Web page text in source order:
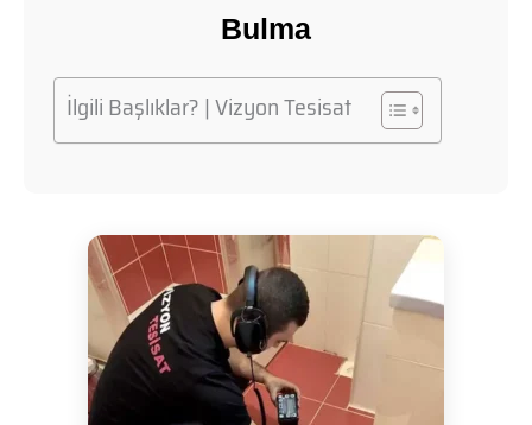
Bulma
İlgili Başlıklar? | Vizyon Tesisat